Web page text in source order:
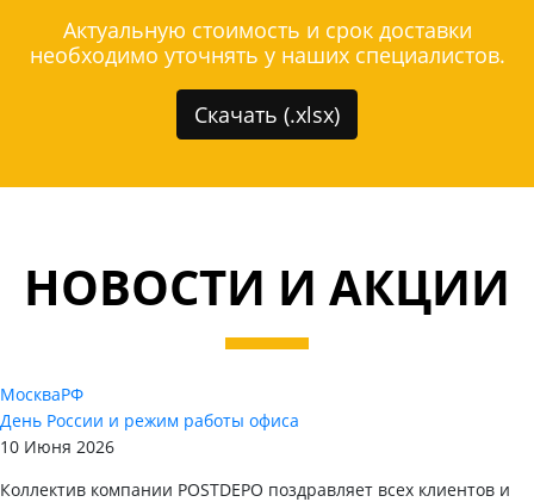
Актуальную стоимость и срок доставки
необходимо уточнять у наших специалистов.
Скачать (.xlsx)
НОВОСТИ И АКЦИИ
МоскваРФ
День России и режим работы офиса
10 Июня 2026
Коллектив компании POSTDEPO поздравляет всех клиентов и